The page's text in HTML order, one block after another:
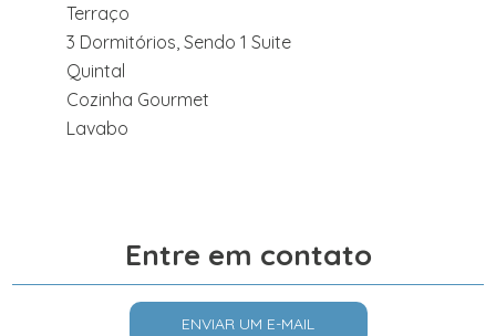
Terraço
3 Dormitórios, Sendo 1 Suite
Quintal
Cozinha Gourmet
Lavabo
Entre em contato
ENVIAR UM E-MAIL